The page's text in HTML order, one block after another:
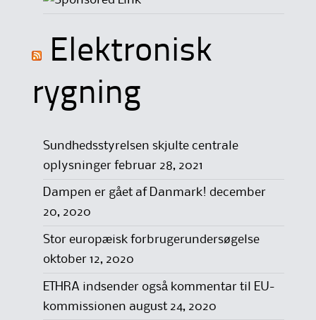
Elektronisk
rygning
Sundhedsstyrelsen skjulte centrale
oplysninger februar 28, 2021
Dampen er gået af Danmark! december
20, 2020
Stor europæisk forbrugerundersøgelse
oktober 12, 2020
ETHRA indsender også kommentar til EU-
kommissionen august 24, 2020